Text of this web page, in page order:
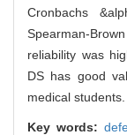
Cronbachs
Spearman-
reliability was
DS has good
medical students.
Key words: